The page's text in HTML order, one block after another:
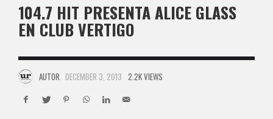
104.7 HIT PRESENTA ALICE GLASS
EN CLUB VERTIGO
AUTOR DECEMBER 3, 2013 2.2K VIEWS